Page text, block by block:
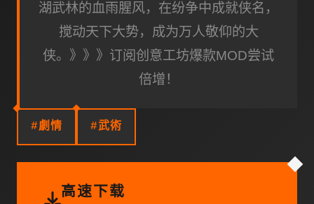
湖武林的血雨腥风，在纷争中成就侠名，
搅动天下大势，成为万人敬仰的大
侠。》》》订阅创意工坊爆款MOD尝试
倍增！
#劇情 #武術
高速下载